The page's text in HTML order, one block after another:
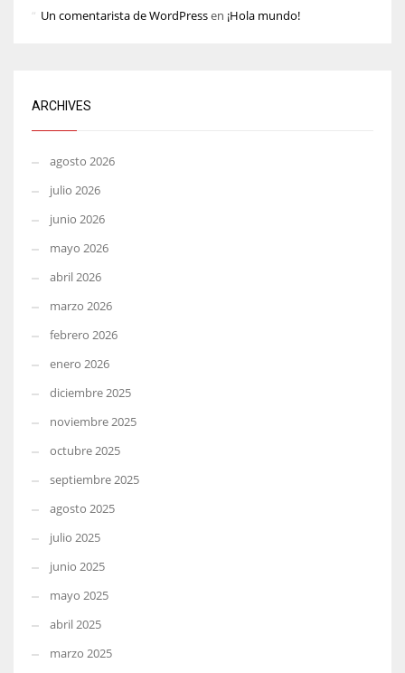
Un comentarista de WordPressen ¡Hola mundo!
ARCHIVES
agosto 2026
julio 2026
junio 2026
mayo 2026
abril 2026
marzo 2026
febrero 2026
enero 2026
diciembre 2025
noviembre 2025
octubre 2025
septiembre 2025
agosto 2025
julio 2025
junio 2025
mayo 2025
abril 2025
marzo 2025